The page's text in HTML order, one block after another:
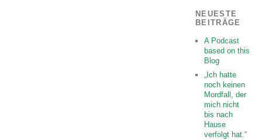
NEUESTE
BEITRÄGE
A Podcast
based on this
Blog
„Ich hatte
noch keinen
Mordfall, der
mich nicht
bis nach
Hause
verfolgt hat.“